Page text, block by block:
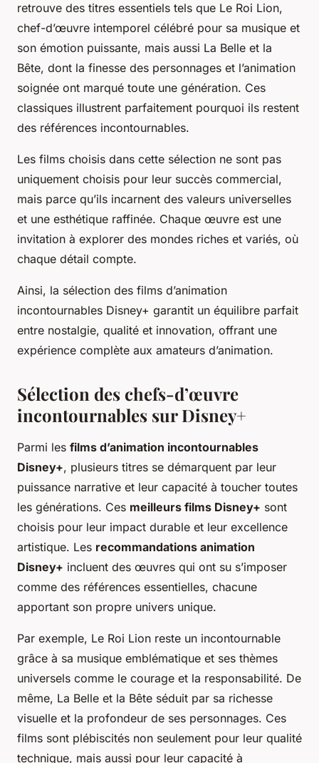
retrouve des titres essentiels tels que Le Roi Lion,
chef-d’œuvre intemporel célébré pour sa musique et
son émotion puissante, mais aussi La Belle et la
Bête, dont la finesse des personnages et l’animation
soignée ont marqué toute une génération. Ces
classiques illustrent parfaitement pourquoi ils restent
des références incontournables.
Les films choisis dans cette sélection ne sont pas
uniquement choisis pour leur succès commercial,
mais parce qu’ils incarnent des valeurs universelles
et une esthétique raffinée. Chaque œuvre est une
invitation à explorer des mondes riches et variés, où
chaque détail compte.
Ainsi, la sélection des films d’animation
incontournables Disney+ garantit un équilibre parfait
entre nostalgie, qualité et innovation, offrant une
expérience complète aux amateurs d’animation.
Sélection des chefs-d’œuvre
incontournables sur Disney+
Parmi les films d’animation incontournables
Disney+, plusieurs titres se démarquent par leur
puissance narrative et leur capacité à toucher toutes
les générations. Ces meilleurs films Disney+ sont
choisis pour leur impact durable et leur excellence
artistique. Les recommandations animation
Disney+ incluent des œuvres qui ont su s’imposer
comme des références essentielles, chacune
apportant son propre univers unique.
Par exemple, Le Roi Lion reste un incontournable
grâce à sa musique emblématique et ses thèmes
universels comme le courage et la responsabilité. De
même, La Belle et la Bête séduit par sa richesse
visuelle et la profondeur de ses personnages. Ces
films sont plébiscités non seulement pour leur qualité
technique, mais aussi pour leur capacité à